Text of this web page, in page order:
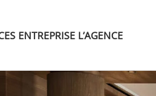
ENTREPRISE L’AGENCE